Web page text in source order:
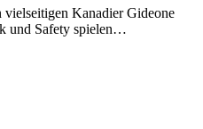
Kanadier Gideone
und Safety spielen…